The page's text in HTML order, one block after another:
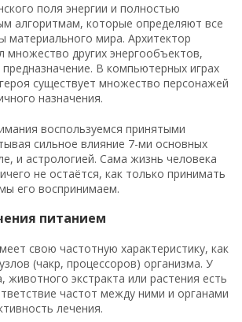
поля энергии и полностью
алгоритмам, которые определяют все
материального мира. Архитектор
множество других энергообъектов,
В компьютерных играх
существует множество персонажей
назначения.
воспользуемся принятыми
сильное влияние 7-ми основных
и астрологией. Сама жизнь человека
не остаётся, как только принимать
его воспринимаем.
питанием
свою частотную характеристику, как
(чакр, процессоров) организма. У
животного экстракта или растения есть
частот между ними и органами
лечения.